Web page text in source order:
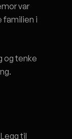
var
familien i
og tenke
til